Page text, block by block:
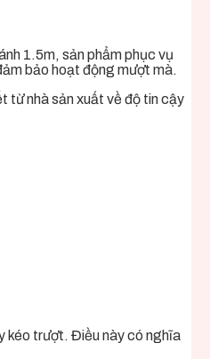
1.5m, sản phẩm phục vụ
bảo hoạt động mượt mà.
từ nhà sản xuất về độ tin cậy
kéo trượt. Điều này có nghĩa